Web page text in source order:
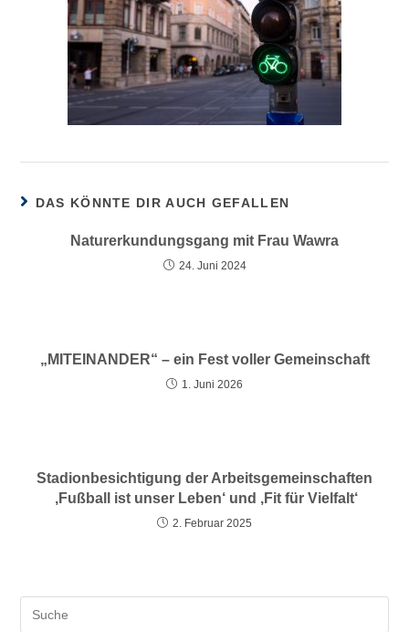
DAS KÖNNTE DIR AUCH GEFALLEN
Naturerkundungsgang mit Frau Wawra
24. Juni 2024
„MITEINANDER“ – ein Fest voller Gemeinschaft
1. Juni 2026
Stadionbesichtigung der Arbeitsgemeinschaften
‚Fußball ist unser Leben‘ und ‚Fit für Vielfalt‘
2. Februar 2025